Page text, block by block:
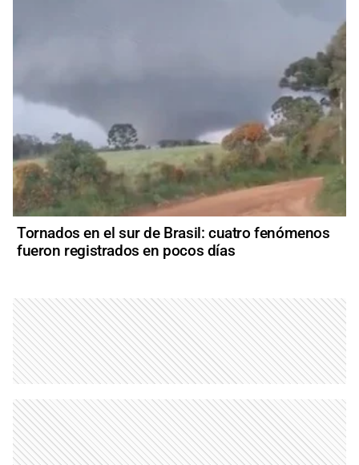
Tornados en el sur de Brasil: cuatro fenómenos
fueron registrados en pocos días